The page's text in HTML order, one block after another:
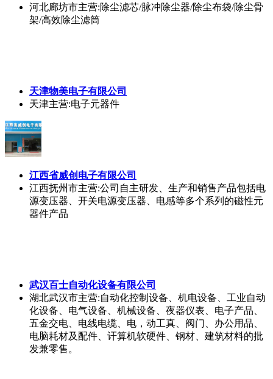
河北廊坊市主营:除尘滤芯/脉冲除尘器/除尘布袋/除尘骨
架/高效除尘滤筒
天津物美电子有限公司
天津主营:电子元器件
江西省威创电子有限公司
江西抚州市主营:公司自主研发、生产和销售产品包括电
源变压器、开关电源变压器、电感等多个系列的磁性元
器件产品
武汉百士自动化设备有限公司
湖北武汉市主营:自动化控制设备、机电设备、工业自动
化设备、电气设备、机械设备、夜器仪表、电子产品、
五金交电、电线电缆、电，动工真、阀门、办公用品、
电脑耗材及配件、讦算机软硬件、钢材、建筑材料的批
发兼零售。